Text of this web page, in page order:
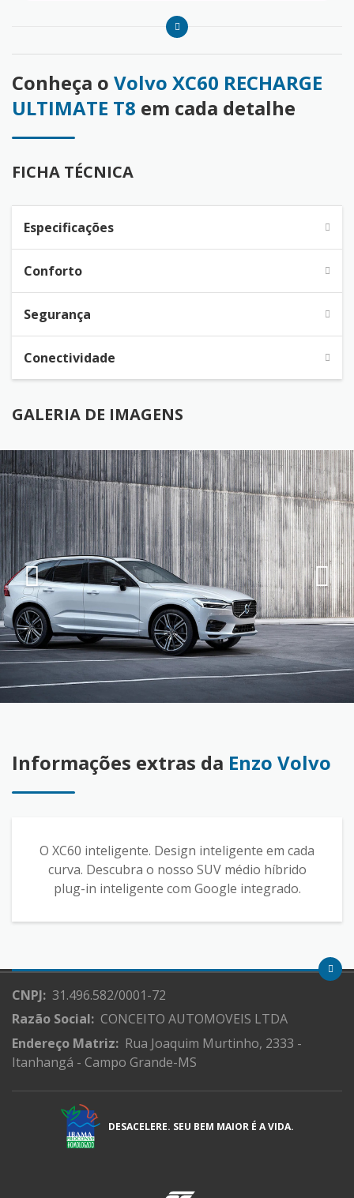
Conheça o Volvo XC60 RECHARGE
ULTIMATE T8 em cada detalhe
FICHA TÉCNICA
Especificações
Conforto
Segurança
Conectividade
GALERIA DE IMAGENS
Informações extras da Enzo Volvo
O XC60 inteligente. Design inteligente em cada
curva. Descubra o nosso SUV médio híbrido
plug-in inteligente com Google integrado.
CNPJ: 31.496.582/0001-72
Razão Social: CONCEITO AUTOMOVEIS LTDA
Endereço Matriz: Rua Joaquim Murtinho, 2333 -
Itanhangá - Campo Grande-MS
DESACELERE. SEU BEM MAIOR É A VIDA.